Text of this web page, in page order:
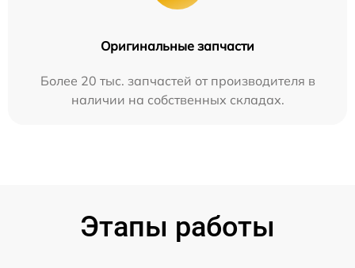
Оригинальные запчасти
Более 20 тыс. запчастей от производителя в
наличии на собственных складах.
Этапы работы